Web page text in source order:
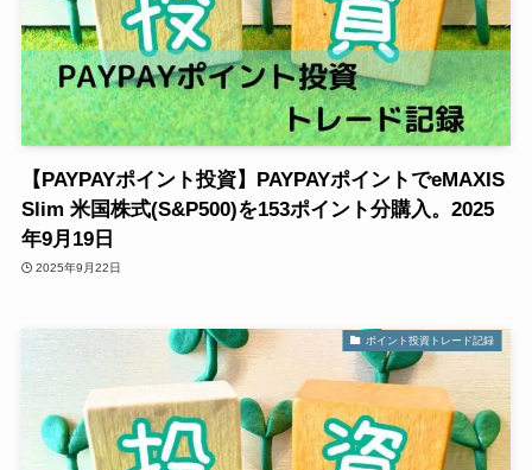
【PAYPAYポイント投資】PAYPAYポイントでeMAXIS
Slim 米国株式(S&P500)を153ポイント分購入。2025
年9月19日
2025年9月22日
ポイント投資トレード記録